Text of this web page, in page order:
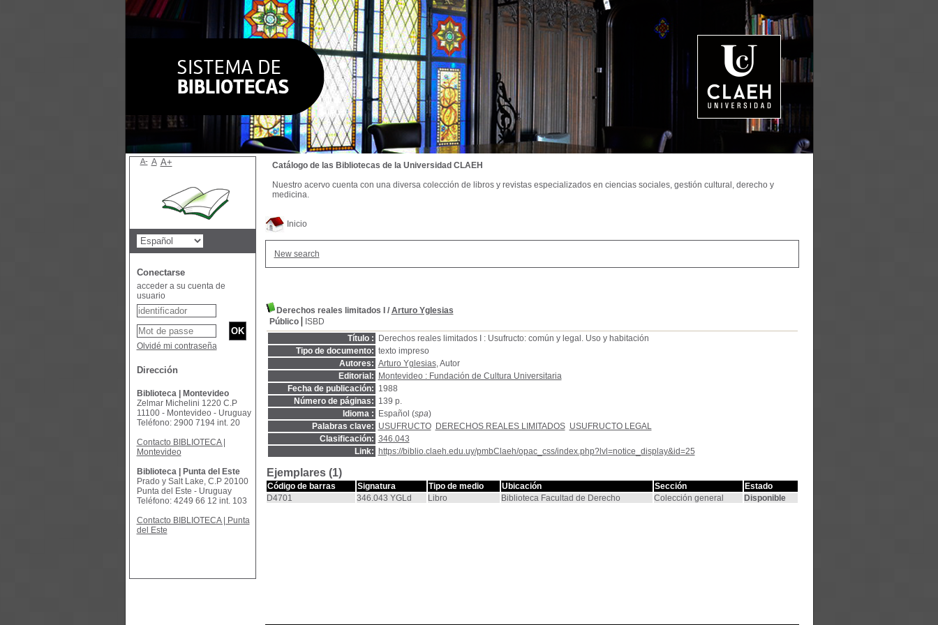
Inicio
New search
Derechos reales limitados I / Arturo Yglesias
Público
ISBD
Título :
Derechos reales limitados I : Usufructo: común y legal. Uso y habitación
Tipo de documento: texto impreso
Autores: Arturo Yglesias, Autor
Editorial:
Montevideo : Fundación de Cultura Universitaria
Fecha de publicación: 1988
Número de páginas: 139 p.
Idioma :
Español (spa)
Palabras clave: USUFRUCTO DERECHOS REALES LIMITADOS USUFRUCTO LEGAL
Clasificación: 346.043
Link:
https://biblio.claeh.edu.uy/pmbClaeh/opac_css/index.php?lvl=notice_display&id=25
Ejemplares (1)
Código de barras Signatura Tipo de medio Ubicación Sección
Estado
D4701
346.043 YGLd Libro Biblioteca Facultad de Derecho Colección general Disponible
Catálogo de las Bibliotecas de la Universidad CLAEH
Nuestro acervo cuenta con una diversa colección de libros y revistas especializados en ciencias sociales, gestión cultural, derecho y
medicina.
A- A A+
Conectarse
acceder a su cuenta de
usuario
Olvidé mi contraseña
Dirección
Biblioteca | Montevideo
Zelmar Michelini 1220 C.P
11100 - Montevideo - Uruguay
Teléfono: 2900 7194 int. 20
Contacto BIBLIOTECA |
Montevideo
Biblioteca | Punta del Este
Prado y Salt Lake, C.P 20100
Punta del Este - Uruguay
Teléfono: 4249 66 12 int. 103
Contacto BIBLIOTECA | Punta
del Este